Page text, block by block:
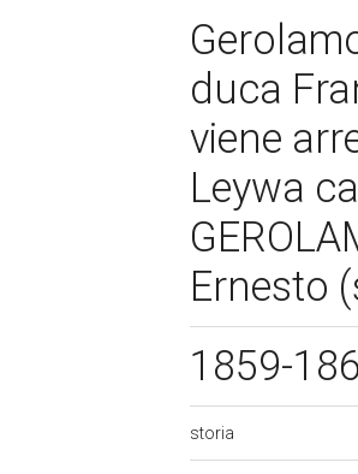
duca
viene
Leywa
Ernesto
1859-
storia